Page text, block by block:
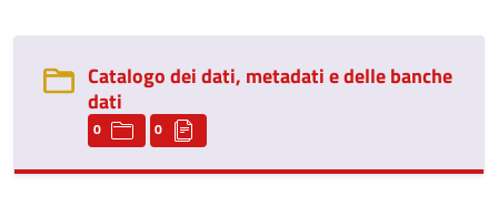
Catalogo dei dati, metadati e delle banche
dati
0 0